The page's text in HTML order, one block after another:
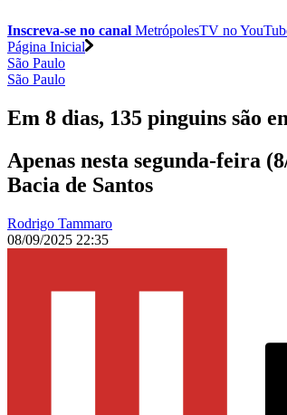
Inscreva-se no canal MetrópolesTV no
Página Inicial
São Paulo
São Paulo
Em 8 dias, 135 pinguins são
Apenas nesta segunda-feira
Bacia de Santos
Rodrigo Tammaro
08/09/2025 22:35